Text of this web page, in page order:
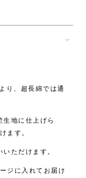
り、超長綿では通
生地に仕上げら
ます。
ただけます。
ジに入れてお届け